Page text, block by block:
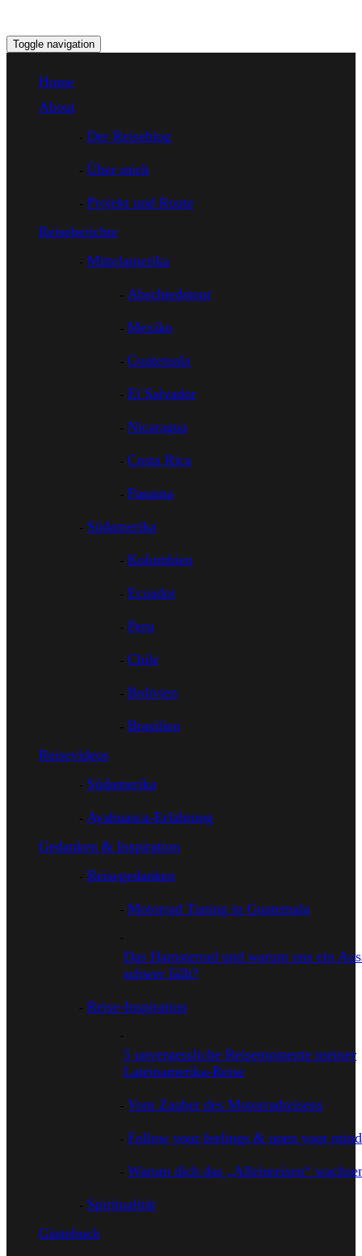
Toggle navigation
Home
About
Der Reiseblog
Über mich
Projekt und Route
Reiseberichte
Mittelamerika
Abschiedstour
Mexiko
Guatemala
El Salvador
Nicaragua
Costa Rica
Panama
Südamerika
Kolumbien
Ecuador
Peru
Chile
Bolivien
Brasilien
Reisevideos
Südamerika
Ayahuasca-Erfahrung
Gedanken & Inspiration
Reisegedanken
Motorrad Tuning in Guatemala
Das Hamsterrad und warum uns ein
schwer fällt?
Reise-Inspiration
5 unvergessliche Reisemomente meiner
Lateinamerika-Reise
Vom Zauber des Motorradreisens
Follow your feelings & open your
Warum dich das „Alleinreisen“
Spiritualität
Gästebuch